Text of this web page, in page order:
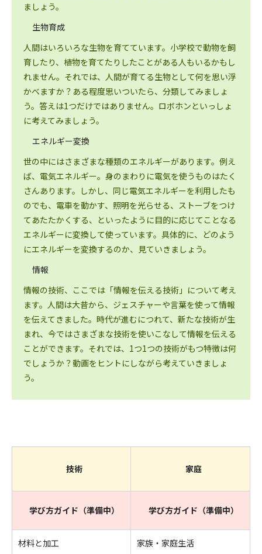
ましょう。
生物育成
人間はいろいろな生物を育てています。小学校で動物を飼
育したり、植物を育てたりしたことがある人もいるかもし
れません。それでは、人間が育てる生物として何を思い浮
かべますか？ある程度思いついたら、分類してみましょ
う。答えは1つだけではありません。ロボホンといっしょ
に考えてみましょう。
エネルギー変換
世の中にはさまざまな種類のエネルギーがあります。例え
ば、電気エネルギー。身のまわりに電気を使うものはたく
さんあります。しかし、同じ電気エネルギーを利用したも
のでも、電車を動かす、照明を光らせる、ストーブをつけ
てあたたかくする、といったように目的に応じてことなる
エネルギーに変換して使っています。具体的に、どのよう
にエネルギーを変換するのか、見ていきましょう。
情報
情報の技術、ここでは「情報を伝える技術」について考え
ます。人間は大昔から、ジェスチャーや言葉を使って情報
を伝えてきました。時代が進むにつれて、新たな技術が生
まれ、今ではさまざまな技術を使いこなして情報を伝える
ことができます。それでは、1つ1つの技術がもつ特徴は何
でしょうか？動画をヒントにしながら考えていきましょ
う。
技術 家庭
学び方ガイド（準備中） 学び方ガイド（準備中）
材料と加工
家族・家庭生活